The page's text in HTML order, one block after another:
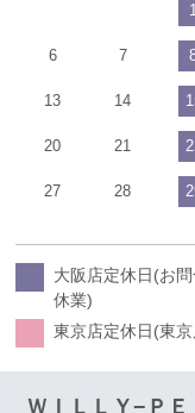
6 7
13 14
20 21
27 28
大阪店定休日(お
休業)
東京店定休日(東
ＷＩＬＬＹ−ＰＥ